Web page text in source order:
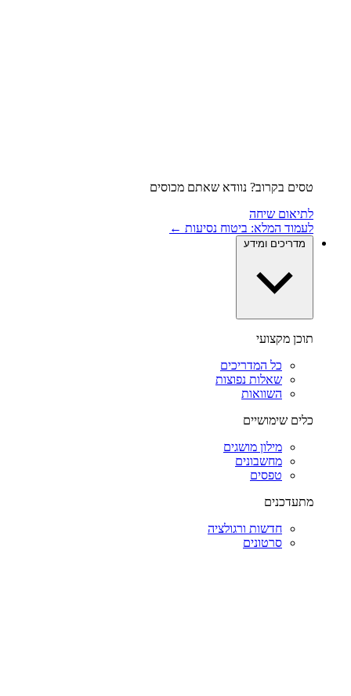
טסים בקרוב? נוודא שאתם מכוסים
לתיאום שיחה
לעמוד המלא: ביטוח נסיעות ←
מדריכים ומידע
תוכן מקצועי
כל המדריכים
שאלות נפוצות
השוואות
כלים שימושיים
מילון מושגים
מחשבונים
טפסים
מתעדכנים
חדשות ורגולציה
סרטונים